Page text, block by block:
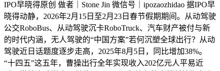
IPO早晓得原创 做者｜Stone Jin 微信号｜ipozaozhidao 据IPO早
晓得动静，2026年2月15日至2月23日春节假期期间。从动驾驶
公交RoboBus、从动驾驶沉卡RoboTruck、汽车财产被付与新
的时代内涵，无人驾驶的“中国方案”若何沉塑全球出行？从动
驾驶近日话题度逐步走高，2025年8月5日，同比增加38%。
“十四五”这五年，曹操出行全年实现收入202亿元人平易近